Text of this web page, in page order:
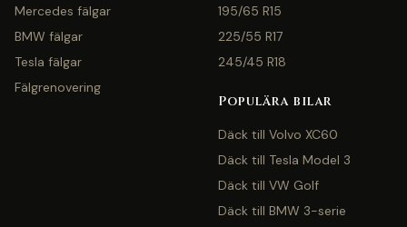
Mercedes fälgar
BMW fälgar
Tesla fälgar
Fälgrenovering
195/65 R15
225/55 R17
245/45 R18
Populära bilar
Däck till Volvo XC60
Däck till Tesla Model 3
Däck till VW Golf
Däck till BMW 3-serie